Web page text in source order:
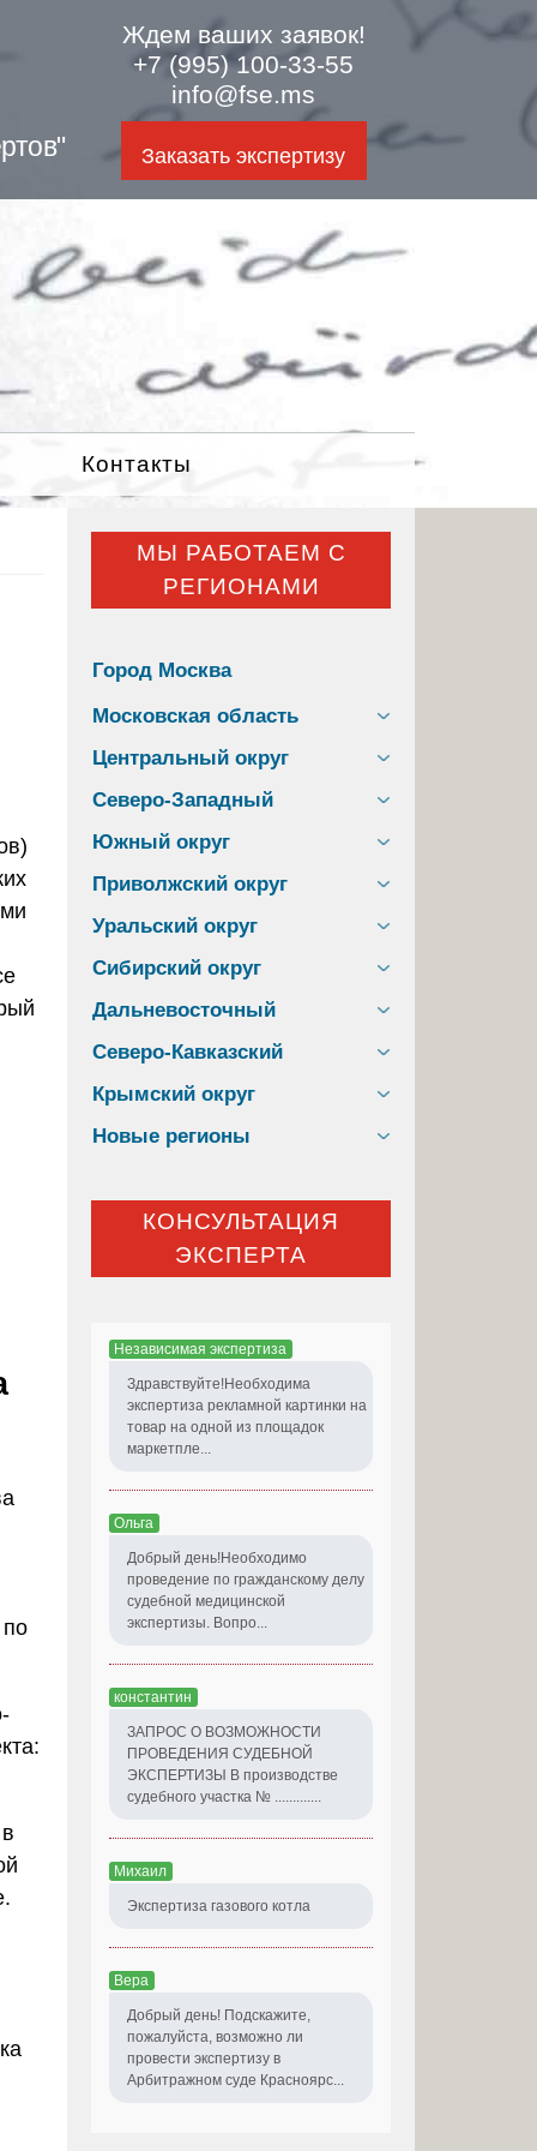
Ждем ваших заявок!
+7 (995) 100-33-55
info@fse.ms
Заказать экспертизу
Контакты
МЫ РАБОТАЕМ С
РЕГИОНАМИ
Город Москва
Московская область
Центральный округ
Северо-Западный
Южный округ
Приволжский округ
Уральский округ
Сибирский округ
Дальневосточный
Северо-Кавказский
Крымский округ
Новые регионы
КОНСУЛЬТАЦИЯ
ЭКСПЕРТА
Независимая экспертиза
Здравствуйте!Необходима
экспертиза рекламной картинки на
товар на одной из площадок
маркетпле...
Ольга
Добрый день!Необходимо
проведение по гражданскому делу
судебной медицинской
экспертизы. Вопро...
константин
ЗАПРОС О ВОЗМОЖНОСТИ
ПРОВЕДЕНИЯ СУДЕБНОЙ
ЭКСПЕРТИЗЫ В производстве
судебного участка № .............
Михаил
Экспертиза газового котла
Вера
Добрый день! Подскажите,
пожалуйста, возможно ли
провести экспертизу в
Арбитражном суде Красноярс...